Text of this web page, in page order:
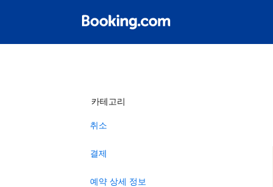
카테고리
취소
결제
예약 상세 정보